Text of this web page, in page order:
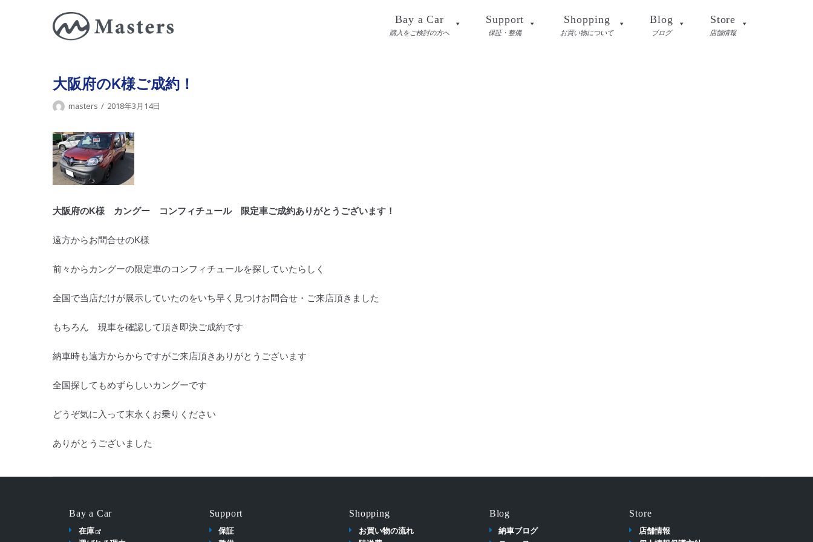
Bay a Car
購入をご検討の方へ
Support
保証・整備
Shopping
お買い物について
Blog
ブログ
Store
店舗情報
大阪府のK様ご成約！
masters 2018年3月14日
大阪府のK様 カングー コンフィチュール 限定車ご成約ありがとうございます！
遠方からお問合せのK様
前々からカングーの限定車のコンフィチュールを探していたらしく
全国で当店だけが展示していたのをいち早く見つけお問合せ・ご来店頂きました
もちろん 現車を確認して頂き即決ご成約です
納車時も遠方からからですがご来店頂きありがとうございます
全国探してもめずらしいカングーです
どうぞ気に入って末永くお乗りください
ありがとうございました
Bay a Car
在庫
Support
保証
Shopping
お買い物の流れ
Blog
納車ブログ
Store
店舗情報